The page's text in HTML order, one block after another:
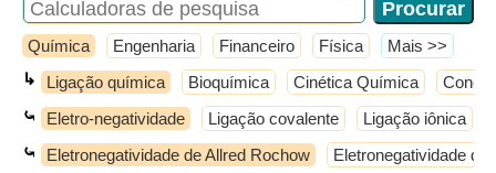
Química Engenharia Financeiro Física ​Mais >>
↳ Ligação química Bioquímica Cinética Química
⤿ Eletro-negatividade Ligação covalente Ligação iônica
⤿ Eletronegatividade de Allred Rochow Eletronegatividade de